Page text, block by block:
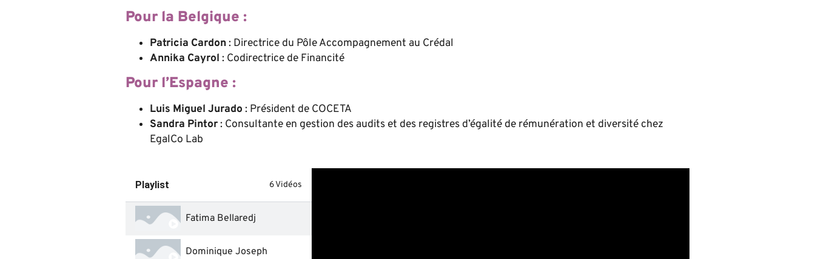
Pour la Belgique :
Patricia Cardon: Directrice du Pôle Accompagnement au Crédal
Annika Cayrol : Codirectrice de Financité
Pour l’Espagne :
Luis Miguel Jurado : Président de COCETA
Sandra Pintor: Consultante en gestion des audits et des registres d’égalité de rémunération et diversité chez
EgalCo Lab
Playlist 6 Vidéos
Fatima Bellaredj
Dominique Joseph